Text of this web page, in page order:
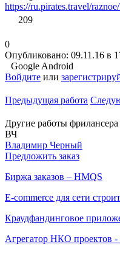
https://ru.pirates.travel/
209
0
Опубликовано: 09.11.16 в
Google Android
Войдите или
Предыдущая работа
Другие работы фрилансера
ВЧ
Владимир Черный
Предложить заказ
Биржа заказов – HMQS
E-commerce для сети
Краудфандинговое
Агрегатор НКО проектов